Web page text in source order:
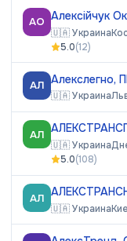
АО Алексійчук
🇺🇦Украина
5.0(12)
АЛ Алекслегно,
🇺🇦Украина
АЛ
🇺🇦Украина
5.0(108)
АЛ
🇺🇦Украина